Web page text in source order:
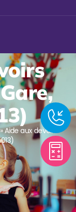
Aide aux devoirs